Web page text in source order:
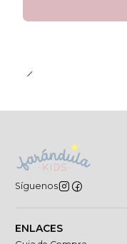
Síguenos
ENLACES